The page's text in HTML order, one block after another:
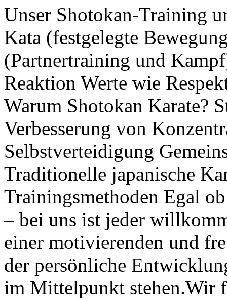
Unser Shotokan-Training
Kata (festgelegte
(Partnertraining und
Reaktion Werte wie
Warum Shotokan Karate?
Verbesserung von
Selbstverteidigung
Traditionelle japanische
Trainingsmethoden Egal
– bei uns ist jeder
einer motivierenden und
der persönliche
im Mittelpunkt stehen.Wir